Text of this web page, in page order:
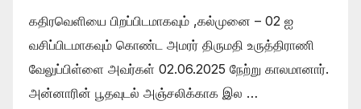
கதிரவெளியை பிறப்பிடமாகவும் ,கல்முனை – 02 ஐ
வசிப்பிடமாகவும் கொண்ட அமரர் திருமதி உருத்திராணி
வேலுப்பிள்ளை அவர்கள் 02.06.2025 நேற்று காலமானார்.
அன்னாரின் பூதவுடல் அஞ்சலிக்காக இல …